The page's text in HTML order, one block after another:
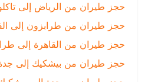
حجز طيران من الرياض إلى تاكلوبان |
حجز طيران من طرابزون إلى القاهرة
حجز طيران من القاهرة إلى طرابزون
حجز طيران من بيشكيك إلى جدة